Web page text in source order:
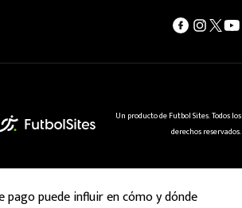
Un producto de Futbol Sites. Todos los
derechos reservados.
pago puede influir en cómo y dónde